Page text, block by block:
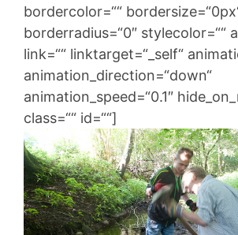
bordercolor=““
borderradius=“0″ stylecolor=““
link=““ linktarget=“_self“
animation_direction=“down“
animation_speed=“0.1″
class=““ id=““]